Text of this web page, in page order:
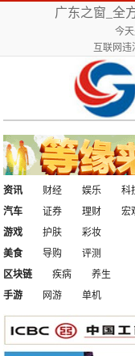
广东之窗_全
今
互联网违
资讯 财经 娱乐
科
汽车
证券 理财 宏
游戏
护肤
彩妆
美食
导购 评测
区块链
疾病
养生
手游
网游 单机